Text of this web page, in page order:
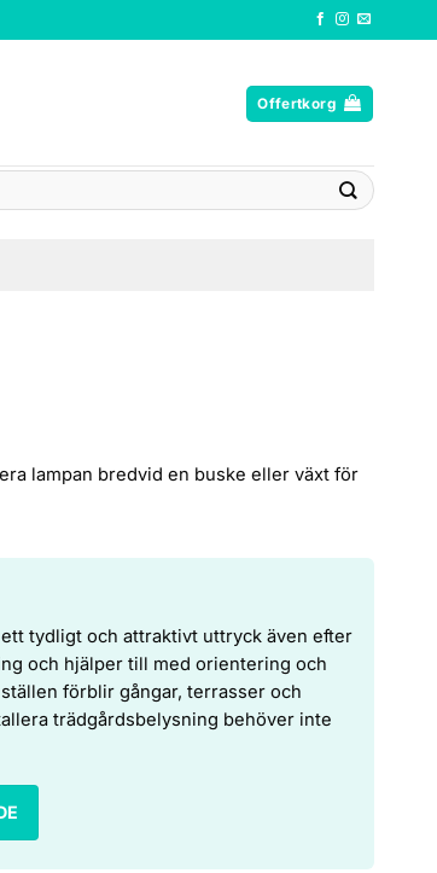
Offertkorg
lampan bredvid en buske eller växt för
tydligt och attraktivt uttryck även efter
och hjälper till med orientering och
förblir gångar, terrasser och
trädgårdsbelysning behöver inte